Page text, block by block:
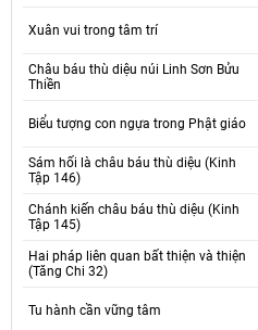
Xuân vui trong tâm trí
Châu báu thù diệu núi Linh Sơn Bửu
Thiền
Biểu tượng con ngựa trong Phật giáo
Sám hối là châu báu thù diệu (Kinh
Tập 146)
Chánh kiến châu báu thù diệu (Kinh
Tập 145)
Hai pháp liên quan bất thiện và thiện
(Tăng Chi 32)
Tu hành cần vững tâm